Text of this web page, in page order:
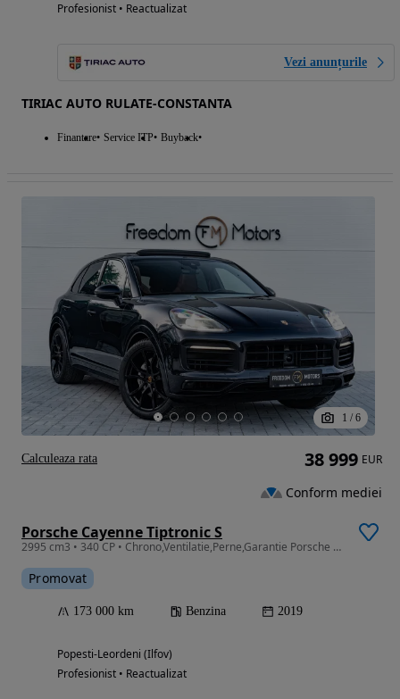
Profesionist • Reactualizat
Vezi anunțurile
TIRIAC AUTO RULATE-CONSTANTA
Finantare Service ITP Buyback
1 / 6
Porsche Cayenne Tiptronic S
2995 cm3 • 340 CP • Chrono,Ventilatie,Perne,Garantie Porsche 12 luni
Promovat
173 000 km Benzina 2019
Popesti-Leordeni (Ilfov)
Profesionist • Reactualizat
38 999 EUR
Conform mediei
Calculeaza rata